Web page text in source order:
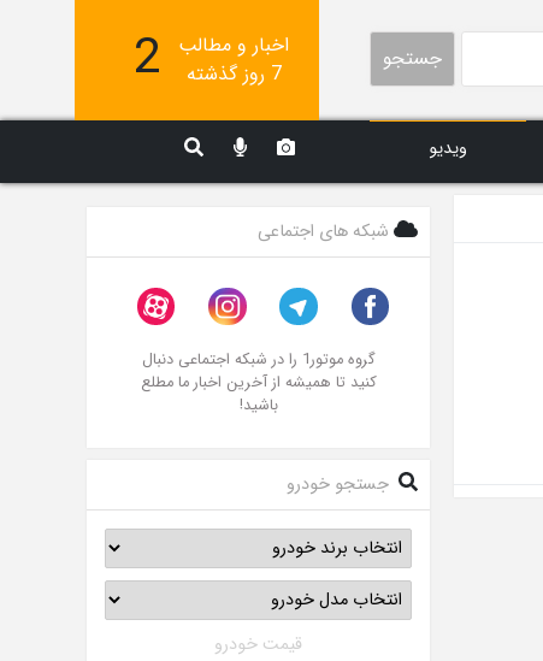
جستجو
اخبار و مطالب
7 روز گذشته
2
ویدیو
شبکه های اجتماعی
گروه موتور1 را در شبکه اجتماعی دنبال
کنید تا همیشه از آخرین اخبار ما مطلع
باشید!
جستجو خودرو
قیمت خودرو